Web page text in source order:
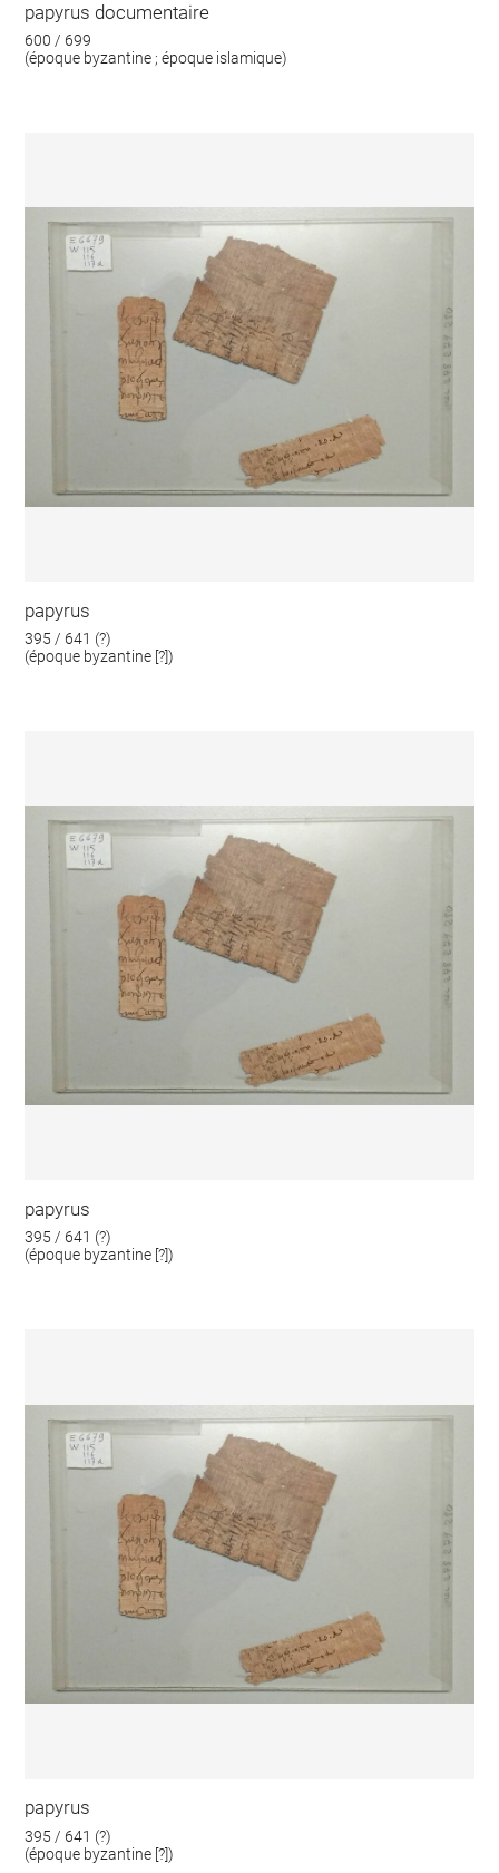
papyrus documentaire
600 / 699
(époque byzantine ; époque islamique)
papyrus
395 / 641 (?)
(époque byzantine [?])
papyrus
395 / 641 (?)
(époque byzantine [?])
papyrus
395 / 641 (?)
(époque byzantine [?])